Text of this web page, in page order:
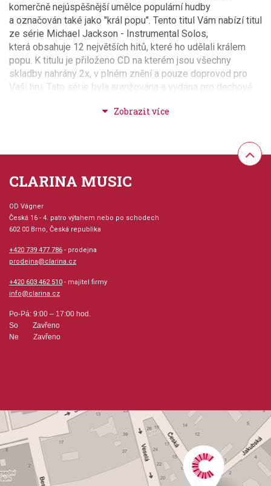
komerčně nejúspěšnější umělce populární hudby
a označován také jako "král popu". Tento titul Vám nabízí titul
ze série Michael Jackson - Instrumental Solos,
která obsahuje 12 největších hitů, které ho udělali králem
popu. K titulu je přiloženo CD na kterém jsou všechny
skladby nahrány 2x, v plném znění a pouze doprovod pro
Vaši hru. Tato série byla aranžována a vydána pro dechové
trombon a lesní roh. Všechny sešity této série jsou
doprovodem. Součástí této série je také sešit s klavírním
Série: Michael Jackson - Instrumental Solos,
Počet skladeb: 12
Obsazení: solo
Odběr minimálně 1 kus
CLARINA MUSIC
OD Vágner
Česká 16 - 4. patro výtahem nebo po schodech
602 00 Brno, Česká republika
+420 739 477 786 - prodejna
prodejna@clarina.cz
+420 603 462 510 - majitel firmy
info@clarina.cz
Po-Pá: 9:00 – 17:00 hod.
So Zavřeno
Ne Zavřeno